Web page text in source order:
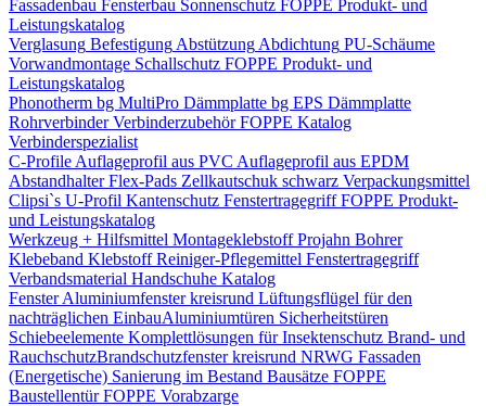
Fassadenbau Fensterbau Sonnenschutz FOPPE Produkt- und
Leistungskatalog
Verglasung Befestigung Abstützung Abdichtung PU-Schäume
Vorwandmontage Schallschutz FOPPE Produkt- und
Leistungskatalog
Phonotherm bg MultiPro Dämmplatte bg EPS Dämmplatte
Rohrverbinder Verbinderzubehör FOPPE Katalog
Verbinderspezialist
C-Profile Auflageprofil aus PVC Auflageprofil aus EPDM
Abstandhalter Flex-Pads Zellkautschuk schwarz Verpackungsmittel
Clipsi`s U-Profil Kantenschutz Fenstertragegriff FOPPE Produkt-
und Leistungskatalog
Werkzeug + Hilfsmittel Montageklebstoff Projahn Bohrer
Klebeband Klebstoff Reiniger-Pflegemittel Fenstertragegriff
Verbandsmaterial Handschuhe Katalog
Fenster Aluminiumfenster kreisrund Lüftungsflügel für den
nachträglichen Einbau​Aluminiumtüren Sicherheitstüren
Schiebeelemente Komplettlösungen für Insektenschutz Brand- und
Rauchschutz​Brandschutzfenster kreisrund NRWG Fassaden
(Energetische) Sanierung im Bestand Bausätze FOPPE
Baustellentür FOPPE Vorabzarge